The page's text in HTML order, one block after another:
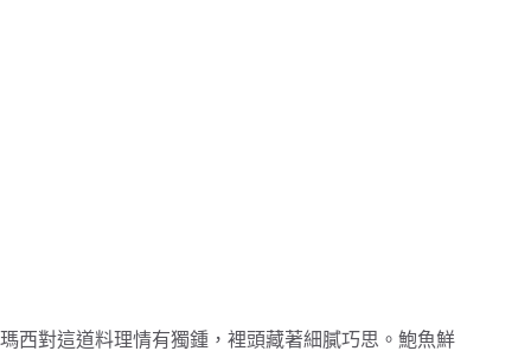
瑪西對這道料理情有獨鍾，裡頭藏著細膩巧思。鮑魚鮮